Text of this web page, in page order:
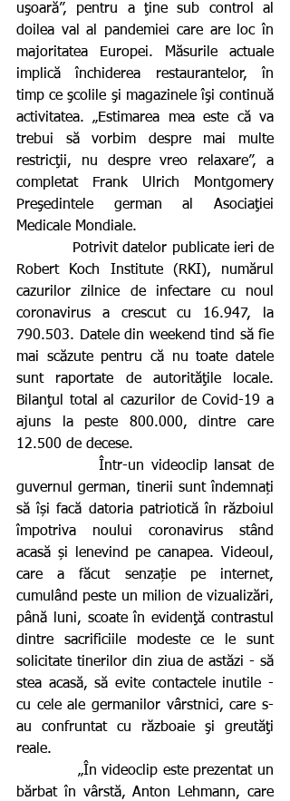
uşoară”, pentru a ţine sub control al
doilea val al pandemiei care are loc în
majoritatea Europei. Măsurile actuale
implică închiderea restaurantelor, în
timp ce şcolile şi magazinele îşi continuă
activitatea. „Estimarea mea este că va
trebui să vorbim despre mai multe
restricţii, nu despre vreo relaxare”, a
completat Frank Ulrich Montgomery
Preşedintele german al Asociaţiei
Medicale Mondiale.
Robert Koch Institute (RKI), numărul
cazurilor zilnice de infectare cu noul
coronavirus a crescut cu 16.947, la
790.503. Datele din weekend tind să fie
mai scăzute pentru că nu toate datele
sunt raportate de autorităţile locale.
Bilanţul total al cazurilor de Covid-19 a
ajuns la peste 800.000, dintre care
12.500 de decese.
            Într-un videoclip lansat de
guvernul german, tinerii sunt îndemnați
să își facă datoria patriotică în războiul
împotriva noului coronavirus stând
acasă și lenevind pe canapea. Videoul,
care a făcut senzație pe internet,
cumulând peste un milion de vizualizări,
până luni, scoate în evidenţă contrastul
dintre sacrificiile modeste ce le sunt
solicitate tinerilor din ziua de astăzi - să
stea acasă, să evite contactele inutile -
cu cele ale germanilor vârstnici, care s-
au confruntat cu războaie şi greutăţi
reale.
bărbat în vârstă, Anton Lehmann, care